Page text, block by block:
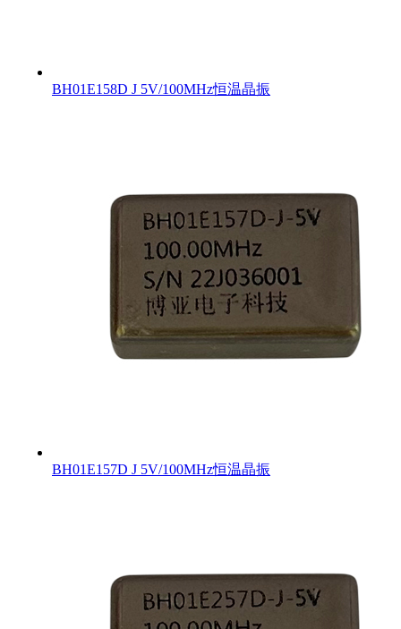
BH01E158D J 5V/100MHz恒温晶振
BH01E157D J 5V/100MHz恒温晶振